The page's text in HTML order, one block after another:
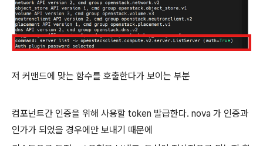
저 커맨드에 맞는 함수를 호출한다가 보이는 부분
컴포넌트간 인증을 위해 사용할 token 발급한다. nova 가 인증과
인가가 되었을 경우에만 보내기 때문에